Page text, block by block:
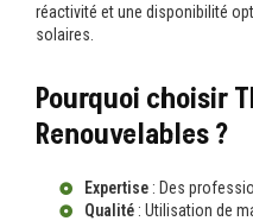
réactivité et une disponibilité
solaires.
Pourquoi choisir
Renouvelables ?
Expertise : Des
Qualité : Utilisation de